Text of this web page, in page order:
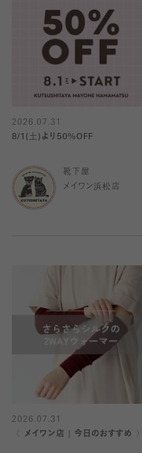
2026.07.31
8/1(土)より50%OFF
靴下屋
メイワン浜松店
2026.07.31
〈 メイワン店｜今日のおすすめ 〉